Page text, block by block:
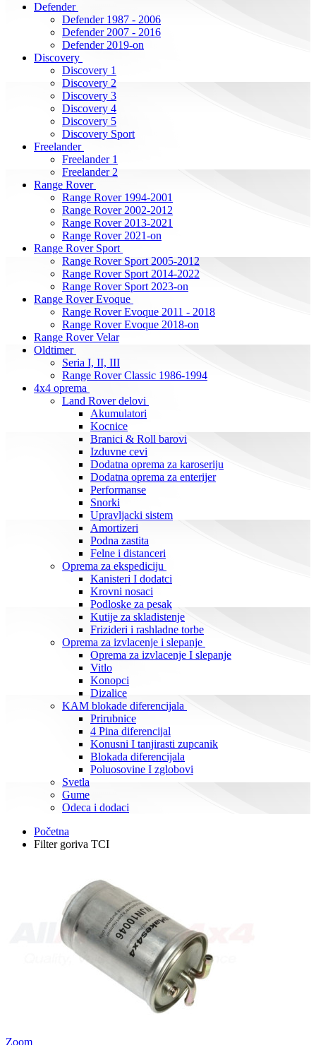
Defender
Defender 1987 - 2006
Defender 2007 - 2016
Defender 2019-on
Discovery
Discovery 1
Discovery 2
Discovery 3
Discovery 4
Discovery 5
Discovery Sport
Freelander
Freelander 1
Freelander 2
Range Rover
Range Rover 1994-2001
Range Rover 2002-2012
Range Rover 2013-2021
Range Rover 2021-on
Range Rover Sport
Range Rover Sport 2005-2012
Range Rover Sport 2014-2022
Range Rover Sport 2023-on
Range Rover Evoque
Range Rover Evoque 2011 - 2018
Range Rover Evoque 2018-on
Range Rover Velar
Oldtimer
Seria I, II, III
Range Rover Classic 1986-1994
4x4 oprema
Land Rover delovi
Akumulatori
Kocnice
Branici & Roll barovi
Izduvne cevi
Dodatna oprema za karoseriju
Dodatna oprema za enterijer
Performanse
Snorki
Upravljacki sistem
Amortizeri
Podna zastita
Felne i distanceri
Oprema za ekspediciju
Kanisteri I dodatci
Krovni nosaci
Podloske za pesak
Kutije za skladistenje
Frizideri i rashladne torbe
Oprema za izvlacenje i slepanje
Oprema za izvlacenje I slepanje
Vitlo
Konopci
Dizalice
KAM blokade diferencijala
Prirubnice
4 Pina diferencijal
Konusni I tanjirasti zupcanik
Blokada diferencijala
Poluosovine I zglobovi
Svetla
Gume
Odeca i dodaci
Početna
Filter goriva TCI
Zoom